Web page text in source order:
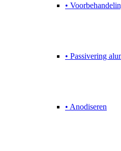
•
• Passivering
• Anodiseren